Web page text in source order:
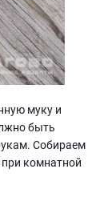
муку и
быть
Собираем
комнатной